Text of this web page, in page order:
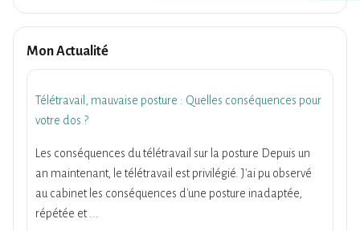
Mon Actualité
Télétravail, mauvaise posture : Quelles conséquences pour
votre dos ?
Les conséquences du télétravail sur la posture Depuis un
an maintenant, le télétravail est privilégié. J'ai pu observé
au cabinet les conséquences d'une posture inadaptée,
répétée et ...